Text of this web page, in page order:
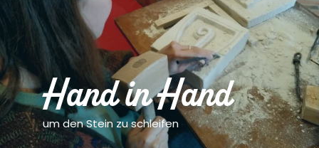
Hand in Hand
um den Stein zu schleifen